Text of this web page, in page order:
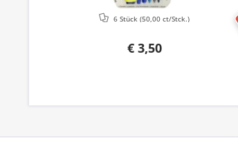
€ 3,50
6 Stück(50,00 ct/Stck.)